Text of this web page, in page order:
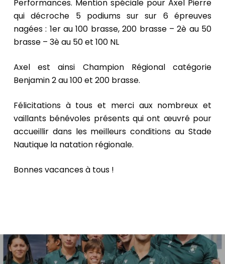
Performances. Mention spéciale pour Axel Pierre
qui décroche 5 podiums sur sur 6 épreuves
nagées : 1er au 100 brasse, 200 brasse – 2è au 50
brasse – 3è au 50 et 100 NL
Axel est ainsi Champion Régional catégorie
Benjamin 2 au 100 et 200 brasse.
Félicitations à tous et merci aux nombreux et
vaillants bénévoles présents qui ont œuvré pour
accueillir dans les meilleurs conditions au Stade
Nautique la natation régionale.
Bonnes vacances à tous !